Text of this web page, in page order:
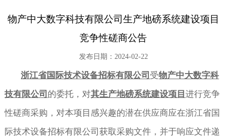
物产中大数字科技有限公司生产地磅系统建设项目
竞争性磋商公告
发布日期：2024-02-22
浙江省国际技术设备招标有限公司 受物产中大数字科
技有限公司 的委托，对其生产地磅系统建设项目进行竞争
性磋商采购，对本项目感兴趣的潜在供应商应在浙江省国
际技术设备招标有限公司获取采购文件，并于响应文件递
公司荣誉
结果公告
典型项目
政府机关
医院
法律法规
政府采购
人才招聘